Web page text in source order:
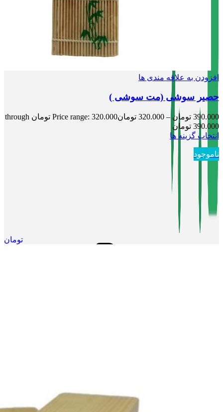
تومان
افزودن به علاقه مندی ها
حصیر سوشی (مت سوشی )
390.000 تومان –
320.000 تومان
Price range: 320.000 تومان through
390.000 تومان
انتخاب گزینه ها
ناموجود